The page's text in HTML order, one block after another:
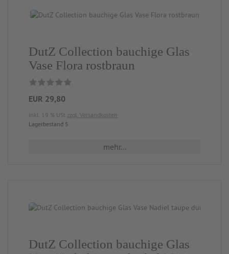
DutZ Collection bauchige Glas
Vase Flora rostbraun
EUR 29,80
inkl. 19 % USt zzgl. Versandkosten
Lagerbestand 5
mehr...
DutZ Collection bauchige Glas